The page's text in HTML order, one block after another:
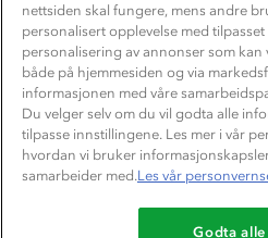
AKTIVITETER
Tips til hyttetur
Du betaler
nettsiden skal fungere, mens andre
personalisert opplevelse med
personalisering av annonser som kan
både på hjemmesiden og via
informasjonen med våre
Du velger selv om du vil godta alle
tilpasse innstillingene. Les mer i vår
hvordan vi bruker
samarbeider med.Les vår
Godta alle